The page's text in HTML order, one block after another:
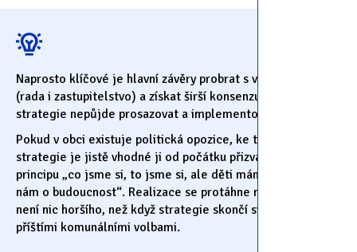
Naprosto klíčové je hlavní závěry probrat s vedením obce
(rada i zastupitelstvo) a získat širší konsenzus, jinak
strategie nepůjde prosazovat a implementovat.
Pokud v obci existuje politická opozice, ke tvorbě
strategie je jistě vhodné ji od počátku přizvat podle
principu „co jsme si, to jsme si, ale děti máme všichni a jde
nám o budoucnost“. Realizace se protáhne na mnoho let a
není nic horšího, než když strategie skončí svůj jepičí život
příštími komunálními volbami.